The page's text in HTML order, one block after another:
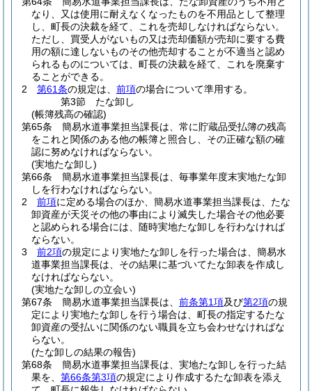
なり、又は使用に耐えなくなったものを不用品として整理
し、町長の決裁を経て、これを売却しなければならない。
ただし、買受人がないもの又は売却価額が売却に要する費
用の額に達しないものその他売却することが不適当と認め
られるものについては、町長の決裁を経て、これを廃棄す
ることができる。
2
第61条の規定は、 前項の場合について準用する。
第3節
たな卸し
(帳簿残高の確認)
第65条
簡易水道事業担当課長は、常に貯蔵品受払簿の残高
をこれと関係のある他の帳簿と照合し、その正確な額の確
認に努めなければならない。
(実地たな卸し)
第66条
簡易水道事業担当課長は、毎事業年度末実地たな卸
しを行わなければならない。
2
前項に定める場合のほか、簡易水道事業担当課長は、たな
卸資産が天災その他の事由により滅失した場合その他必要
と認められる場合には、随時実地たな卸しを行わなければ
ならない。
3
前2項の規定により実地たな卸しを行った場合は、簡易水
道事業担当課長は、その結果に基づいてたな卸表を作成し
なければならない。
(実地たな卸しの立会い)
第67条
簡易水道事業担当課長は、 前条第1項及び第2項の規
定により実地たな卸しを行う場合は、町長の指定するたな
卸資産の受払いに関係のない職員を立ち会わせなければな
らない。
(たな卸しの結果の報告)
第68条
簡易水道事業担当課長は、実地たな卸しを行った結
果を、 第66条第3項の規定により作成するたな卸表を添え